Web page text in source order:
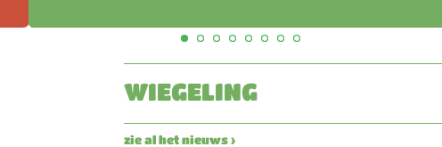
WIEGELING
zie al het nieuws ›